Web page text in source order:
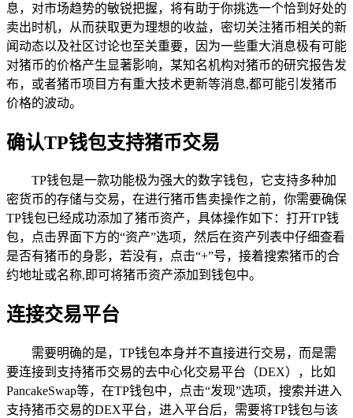
息，对市场趋势的敏锐把握，将有助于你挑选一个恰到好处的
卖出时机，从而获取更为理想的收益，密切关注猪币相关的新
闻动态以及社区讨论也至关重要，因为一些重大消息极有可能
对猪币的价格产生显著影响，某知名机构对猪币的研究报告发
布，或者猪币项目方有重大技术更新等消息,都可能引发猪币
价格的波动。
确认TP钱包支持猪币交易
TP钱包是一款功能极为强大的数字钱包，它支持多种加
密货币的存储与交易，在进行猪币售卖操作之前，你需要确保
TP钱包已经成功添加了猪币资产，具体操作如下：打开TP钱
包，点击界面下方的“资产”选项，然后在资产列表中仔细查看
是否有猪币的身影，若没有，点击“+”号，接着搜索猪币的合
约地址或名称,即可将猪币资产添加到钱包中。
连接交易平台
需要明确的是，TP钱包本身并不直接进行交易，而是需
要连接到支持猪币交易的去中心化交易平台（DEX），比如
PancakeSwap等，在TP钱包中，点击“发现”选项，搜索并进入
支持猪币交易的DEX平台，进入平台后，需要将TP钱包与该